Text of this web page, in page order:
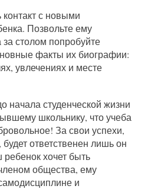
с новыми
Позвольте ему
за столом попробуйте
факты их биографии:
увлечениях и месте
начала студенческой жизни
школьнику, что учеба
За свои успехи,
ответственен лишь он
хочет быть
общества, ему
и